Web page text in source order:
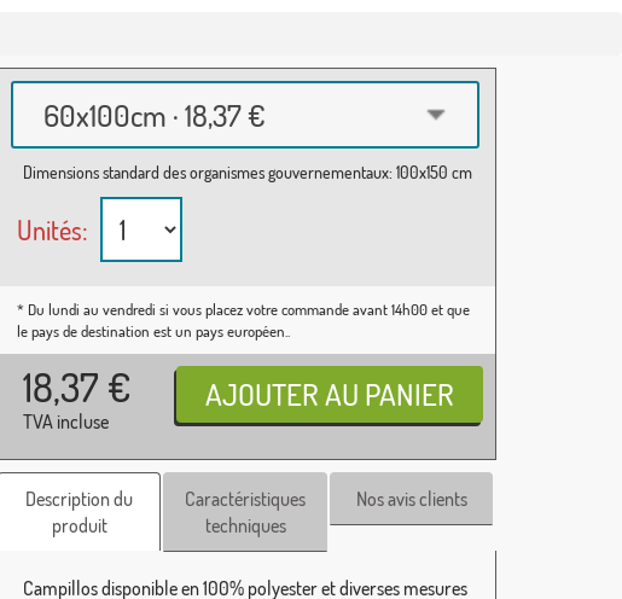
60x100cm · 18,37 €
Dimensions standard des organismes gouvernementaux: 100x150 cm
Unités:
* Du lundi au vendredi si vous placez votre commande avant 14h00 et que
le pays de destination est un pays européen..
18,37 €
TVA incluse
Description du
produit
Caractéristiques
techniques
Nos avis clients
Campillos disponible en 100% polyester et diverses mesures